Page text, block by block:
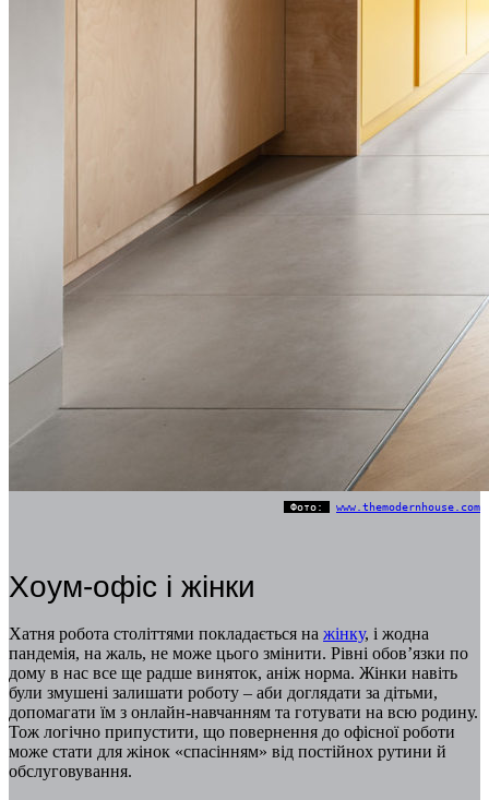
Фото: www.themodernhouse.com
Хоум-офіс і жінки
Хатня робота століттями покладається на жінку, і жодна
пандемія, на жаль, не може цього змінити. Рівні обов’язки по
дому в нас все ще радше виняток, аніж норма. Жінки навіть
були змушені залишати роботу – аби доглядати за дітьми,
допомагати їм з онлайн-навчанням та готувати на всю родину.
Тож логічно припустити, що повернення до офісної роботи
може стати для жінок «спасінням» від постійнох рутини й
обслуговування.